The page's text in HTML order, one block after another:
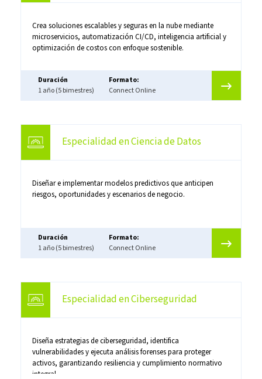
Crea soluciones escalables y seguras en la nube mediante
microservicios, automatización CI/CD, inteligencia artificial y
optimización de costos con enfoque sostenible.
Duración
1 año (5 bimestres)
Formato:
Connect Online
Especialidad en Ciencia de Datos
Diseñar e implementar modelos predictivos que anticipen
riesgos, oportunidades y escenarios de negocio.
Duración
1 año (5 bimestres)
Formato:
Connect Online
Especialidad en Ciberseguridad
Diseña estrategias de ciberseguridad, identifica
vulnerabilidades y ejecuta análisis forenses para proteger
activos, garantizando resiliencia y cumplimiento normativo
integral.